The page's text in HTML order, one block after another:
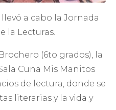
llevó a cabo la Jornada
la Lecturas.
(6to grados), la
Cuna Mis Manitos
de lectura, donde se
literarias y la vida y